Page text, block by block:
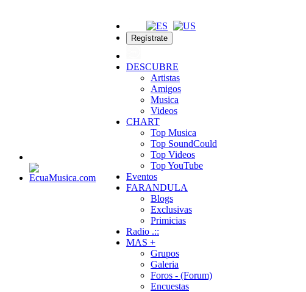
Regístrate
DESCUBRE
Artistas
Amigos
Musica
Videos
CHART
Top Musica
Top SoundCould
Top Videos
Top YouTube
Eventos
FARANDULA
Blogs
Exclusivas
Primicias
Radio .::
MAS +
Grupos
Galeria
Foros - (Forum)
Encuestas